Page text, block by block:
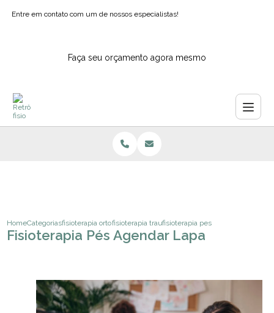
Entre em contato com um de nossos especialistas!
Faça seu orçamento agora mesmo
HomeCategoriasfisioterapia ortopedicafisioterapia traumato ortopedica funcional
fisioterapia pes agendar lapa
Fisioterapia Pés Agendar Lapa